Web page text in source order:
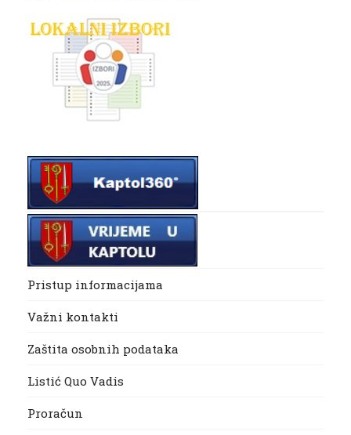
Pristup informacijama
Važni kontakti
Zaštita osobnih podataka
Listić Quo Vadis
Proračun